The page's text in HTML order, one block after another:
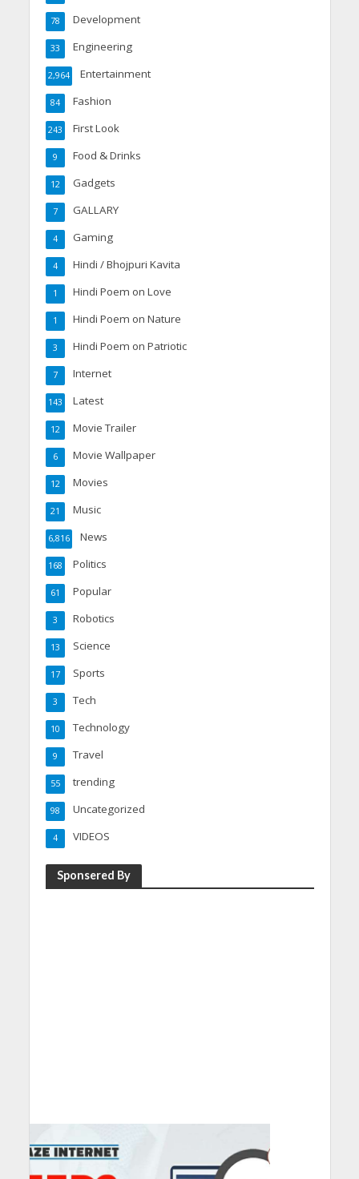
Development
78
Engineering
33
Entertainment
2,964
Fashion
84
First Look
243
Food & Drinks
9
Gadgets
12
GALLARY
7
Gaming
4
Hindi / Bhojpuri Kavita
4
Hindi Poem on Love
1
Hindi Poem on Nature
1
Hindi Poem on Patriotic
3
Internet
7
Latest
143
Movie Trailer
12
Movie Wallpaper
6
Movies
12
Music
21
News
6,816
Politics
168
Popular
61
Robotics
3
Science
13
Sports
17
Tech
3
Technology
10
Travel
9
trending
55
Uncategorized
98
VIDEOS
4
Sponsered By